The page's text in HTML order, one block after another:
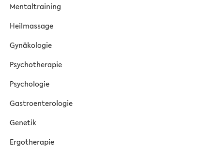
Mentaltraining
Heilmassage
Gynäkologie
Psychotherapie
Psychologie
Gastroenterologie
Genetik
Ergotherapie